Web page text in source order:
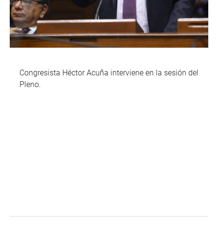
Congresista Héctor Acuña interviene en la sesión del
Pleno.